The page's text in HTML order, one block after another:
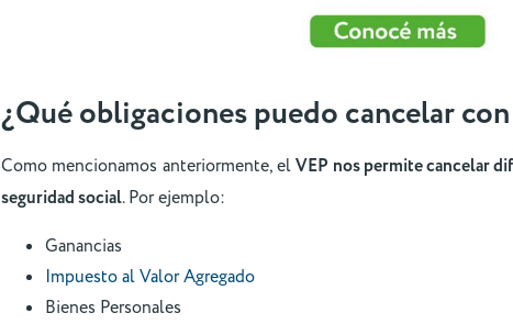
¿Qué obligaciones puedo cancelar
Como mencionamos anteriormente, elVEP nos permite cancelar
seguridad social. Por ejemplo:
Ganancias
Impuesto al Valor Agregado
Bienes Personales